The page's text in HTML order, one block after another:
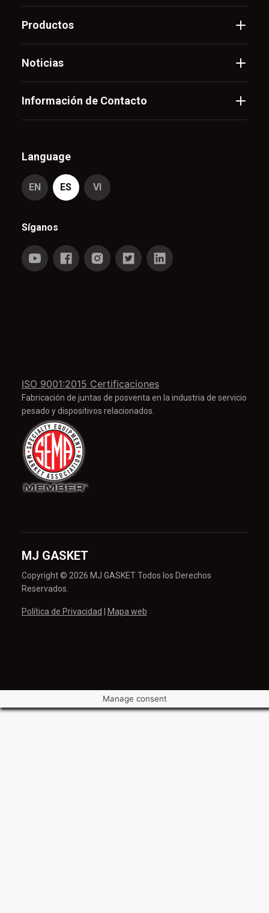
Productos
Noticias
Información de Contacto
ISO 9001:2015 Certificaciones
Fabricación de juntas de posventa en la industria de servicio
pesado y dispositivos relacionados.
Language
EN ES VI
Síganos
MJ GASKET
Copyright © 2026 MJ GASKET Todos los Derechos
Reservados.
Política de Privacidad Mapa web
Manage consent